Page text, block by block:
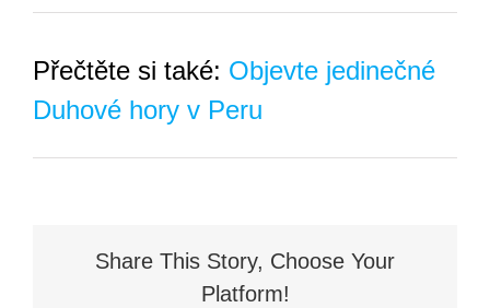
Přečtěte si také: Objevte jedinečné
Duhové hory v Peru
Share This Story, Choose Your
Platform!